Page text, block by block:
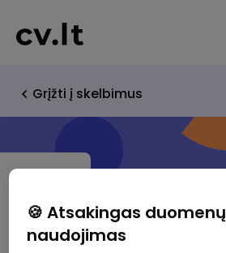
Grįžti į skelbimus
🍪 Atsakingas duomenų
naudojimas